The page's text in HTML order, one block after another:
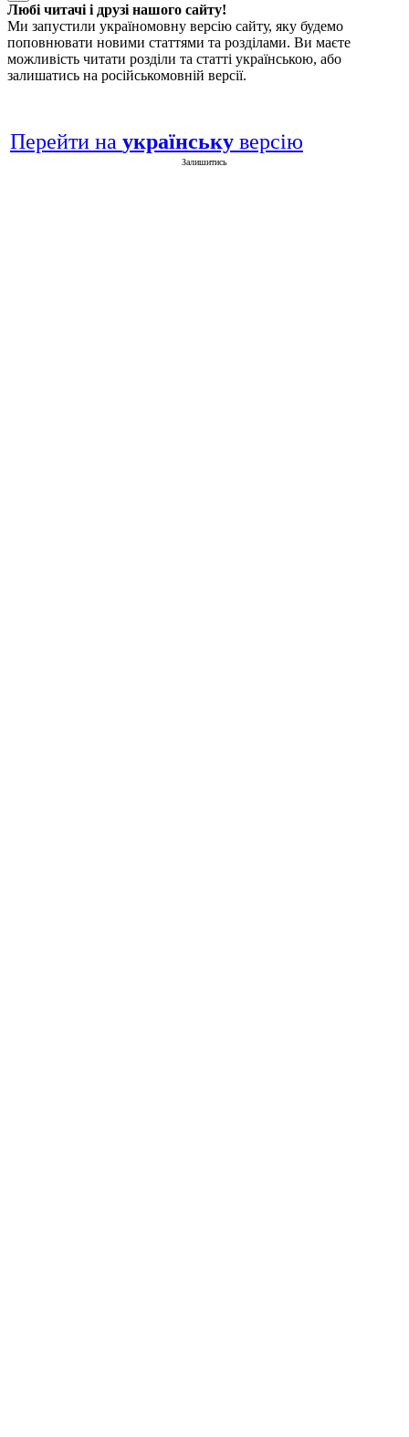
Любі читачі і друзі нашого сайту!
Ми запустили україномовну версію сайту, яку будемо
поповнювати новими статтями та розділами. Ви маєте
можливість читати розділи та статті українською, або
залишатись на російськомовній версії.
Перейти на українську версію
Залишитись